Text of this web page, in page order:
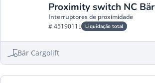
Proximity switch NC Bär
Interruptores de proximidade
# 4519011L Liquidação total
Bär Cargolift